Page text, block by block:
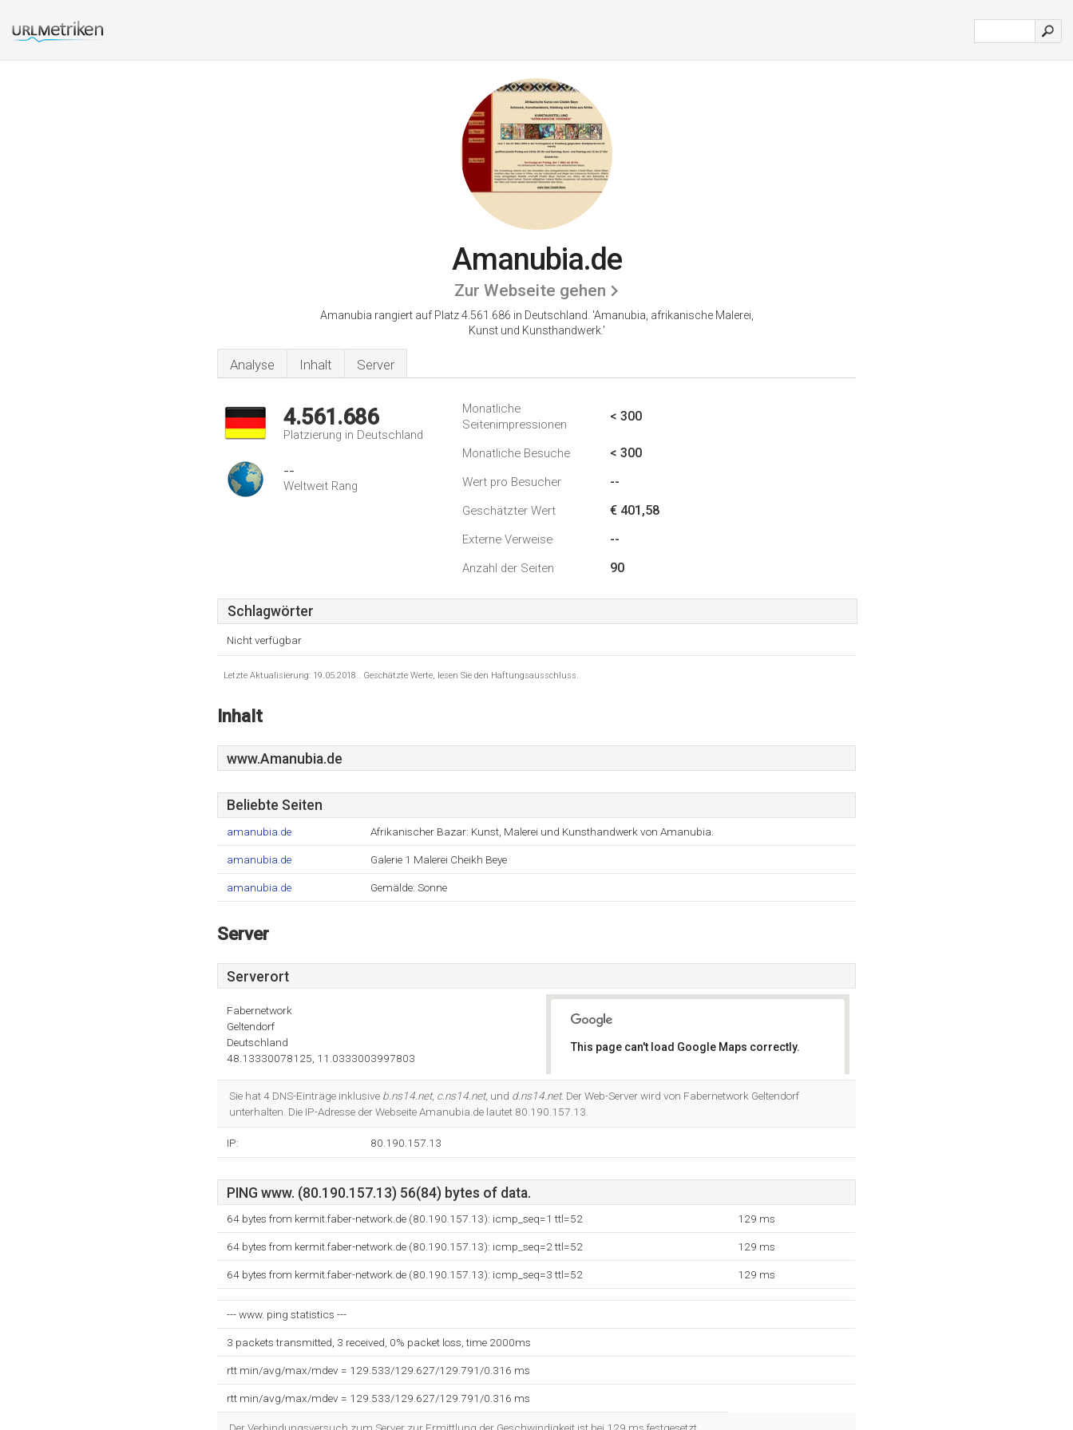
Amanubia.de
Zur Webseite gehen
Amanubia rangiert auf Platz 4.561.686 in Deutschland. 'Amanubia, afrikanische Malerei,
Kunst und Kunsthandwerk.'
Analyse Inhalt Server
4.561.686
Platzierung in Deutschland
--
Weltweit Rang
Monatliche
Seitenimpressionen
< 300
Monatliche Besuche < 300
Wert pro Besucher --
Geschätzter Wert € 401,58
Externe Verweise --
Anzahl der Seiten 90
Schlagwörter
Nicht verfügbar
Letzte Aktualisierung: 19.05.2018 . Geschätzte Werte, lesen Sie den Haftungsausschluss.
Inhalt
www.Amanubia.de
Beliebte Seiten
amanubia.de Afrikanischer Bazar: Kunst, Malerei und Kunsthandwerk von Amanubia.
amanubia.de Galerie 1 Malerei Cheikh Beye
amanubia.de Gemälde: Sonne
Server
Serverort
Fabernetwork
Geltendorf
Deutschland
48.13330078125, 11.0333003997803
This page can't load Google Maps correctly.
Sie hat 4 DNS-Einträge inklusive b.ns14.net, c.ns14.net, und d.ns14.net. Der Web-Server wird von Fabernetwork Geltendorf
unterhalten. Die IP-Adresse der Webseite Amanubia.de lautet 80.190.157.13.
IP: 80.190.157.13
PING www. (80.190.157.13) 56(84) bytes of data.
64 bytes from kermit.faber-network.de (80.190.157.13): icmp_seq=1 ttl=52 129 ms
64 bytes from kermit.faber-network.de (80.190.157.13): icmp_seq=2 ttl=52 129 ms
64 bytes from kermit.faber-network.de (80.190.157.13): icmp_seq=3 ttl=52 129 ms
--- www. ping statistics ---
3 packets transmitted, 3 received, 0% packet loss, time 2000ms
rtt min/avg/max/mdev = 129.533/129.627/129.791/0.316 ms
rtt min/avg/max/mdev = 129.533/129.627/129.791/0.316 ms